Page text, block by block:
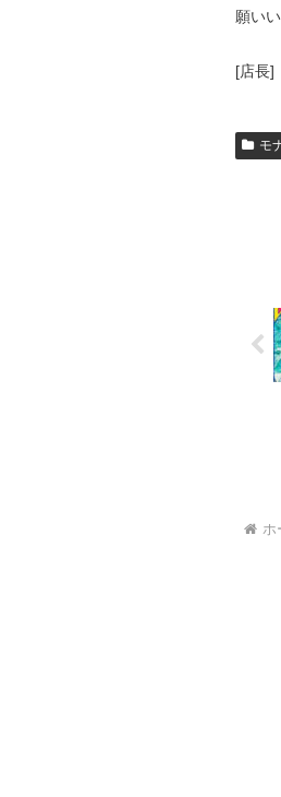
願い
[店長]
モ
ホ